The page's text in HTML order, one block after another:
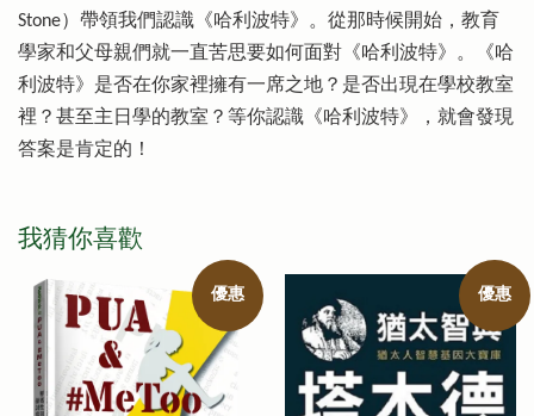
Stone）帶領我們認識《哈利波特》。從那時候開始，教育
學家和父母親們就一直苦思要如何面對《哈利波特》。《哈
利波特》是否在你家裡擁有一席之地？是否出現在學校教室
裡？甚至主日學的教室？等你認識《哈利波特》，就會發現
答案是肯定的！
我猜你喜歡
優惠 優惠